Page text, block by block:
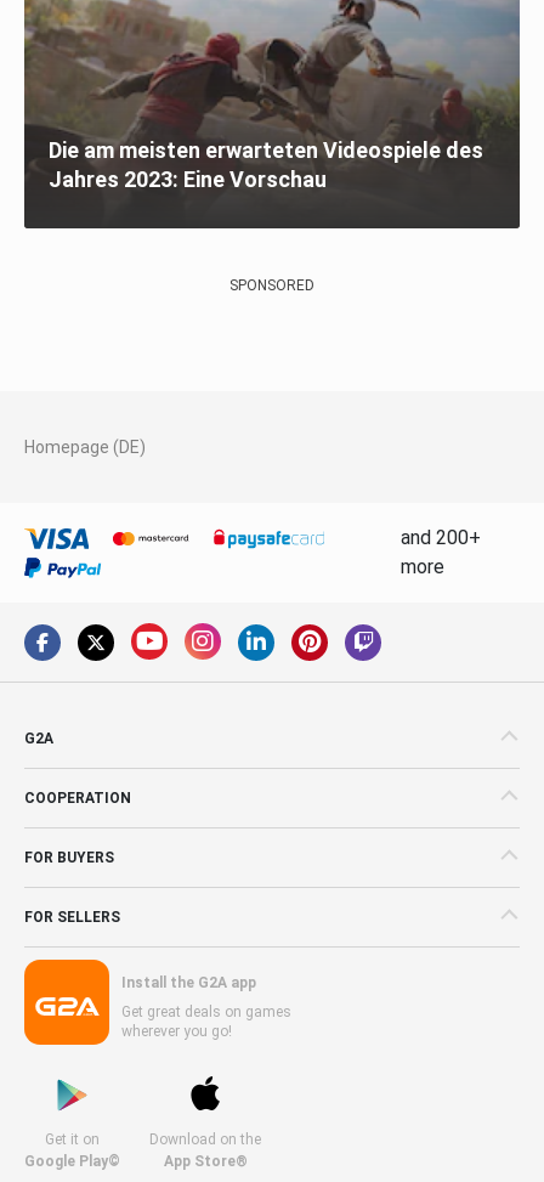
Die am meisten erwarteten Videospiele des
Jahres 2023: Eine Vorschau
SPONSORED
Homepage (DE)
and 200+
more
G2A
COOPERATION
FOR BUYERS
FOR SELLERS
Install the G2A app
Get great deals on games
wherever you go!
Get it on
Google Play©
Download on the
App Store®